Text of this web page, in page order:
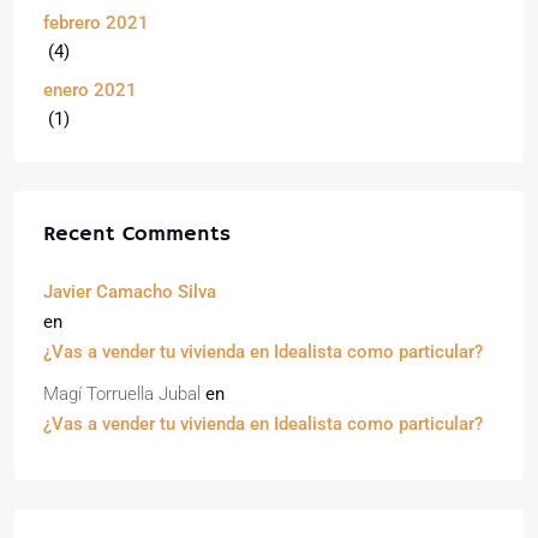
febrero 2021
(4)
enero 2021
(1)
Recent Comments
Javier Camacho Silva
en
¿Vas a vender tu vivienda en Idealista como particular?
Magí Torruella Jubal en
¿Vas a vender tu vivienda en Idealista como particular?